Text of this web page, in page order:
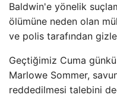
Baldwin'e yönelik
ölümüne neden olan
ve polis tarafından
Geçtiğimiz Cuma
Marlowe Sommer,
reddedilmesi talebini